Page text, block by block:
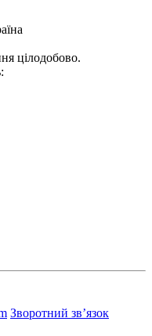
цілодобово.
Зворотний зв’язок